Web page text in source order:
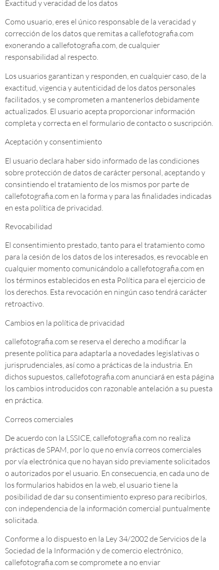
Exactitud y veracidad de los datos
Como usuario, eres el único responsable de la veracidad y
corrección de los datos que remitas a callefotografia.com
exonerando a callefotografia.com, de cualquier
responsabilidad al respecto.
Los usuarios garantizan y responden, en cualquier caso, de la
exactitud, vigencia y autenticidad de los datos personales
facilitados, y se comprometen a mantenerlos debidamente
actualizados. El usuario acepta proporcionar información
completa y correcta en el formulario de contacto o suscripción.
Aceptación y consentimiento
El usuario declara haber sido informado de las condiciones
sobre protección de datos de carácter personal, aceptando y
consintiendo el tratamiento de los mismos por parte de
callefotografia.com en la forma y para las finalidades indicadas
en esta política de privacidad.
Revocabilidad
El consentimiento prestado, tanto para el tratamiento como
para la cesión de los datos de los interesados, es revocable en
cualquier momento comunicándolo a callefotografia.com en
los términos establecidos en esta Política para el ejercicio de
los derechos. Esta revocación en ningún caso tendrá carácter
retroactivo.
Cambios en la política de privacidad
callefotografia.com se reserva el derecho a modificar la
presente política para adaptarla a novedades legislativas o
jurisprudenciales, así como a prácticas de la industria. En
dichos supuestos, callefotografia.com anunciará en esta página
los cambios introducidos con razonable antelación a su puesta
en práctica.
Correos comerciales
De acuerdo con la LSSICE, callefotografia.com no realiza
prácticas de SPAM, por lo que no envía correos comerciales
por vía electrónica que no hayan sido previamente solicitados
o autorizados por el usuario. En consecuencia, en cada uno de
los formularios habidos en la web, el usuario tiene la
posibilidad de dar su consentimiento expreso para recibirlos,
con independencia de la información comercial puntualmente
solicitada.
Conforme a lo dispuesto en la Ley 34/2002 de Servicios de la
Sociedad de la Información y de comercio electrónico,
callefotografia.com se compromete a no enviar